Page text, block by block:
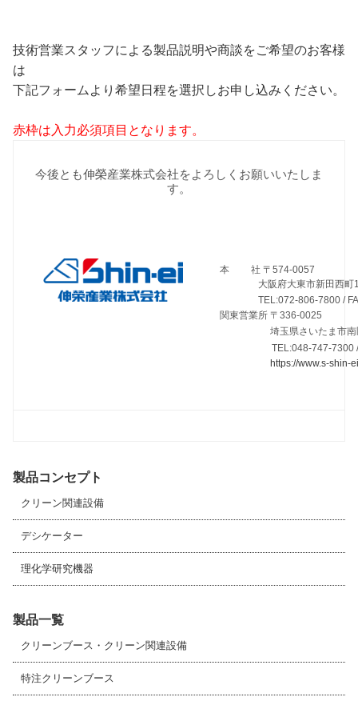
技術営業スタッフによる製品説明や商談をご希望のお客様
は
下記フォームより希望日程を選択しお申し込みください。
赤枠は入力必須項目となります。
今後とも伸榮産業株式会社をよろしくお願いいたしま
す。
本 社 〒574-0057
大阪府大東市新田西町1
TEL:072-806-7800 /
関東営業所 〒336-0025
埼玉県さいたま市
TEL:048-747-7300
https://www.s-shin-
製品コンセプト
クリーン関連設備
デシケーター
理化学研究機器
製品一覧
クリーンブース・クリーン関連設備
特注クリーンブース